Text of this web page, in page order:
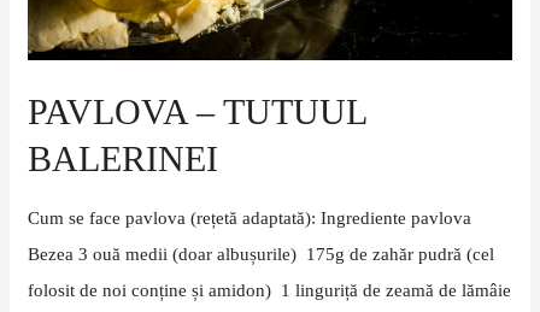
PAVLOVA – TUTUUL
BALERINEI
Cum se face pavlova (rețetă adaptată): Ingrediente pavlova
Bezea 3 ouă medii (doar albușurile) 175g de zahăr pudră (cel
folosit de noi conține și amidon) 1 linguriță de zeamă de lămâie